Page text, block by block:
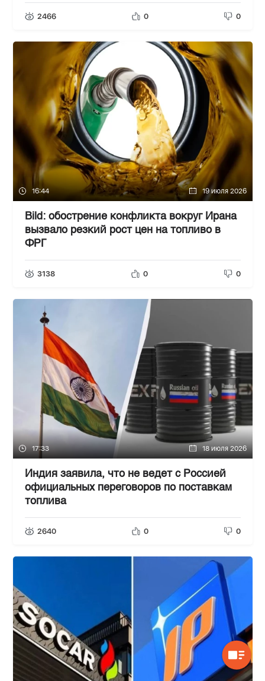
2466 0 0
16:44 19 июля 2026
Bild: обострение конфликта вокруг Ирана
вызвало резкий рост цен на топливо в
ФРГ
3138 0 0
17:33 18 июля 2026
Индия заявила, что не ведет с Россией
официальных переговоров по поставкам
топлива
2640 0 0